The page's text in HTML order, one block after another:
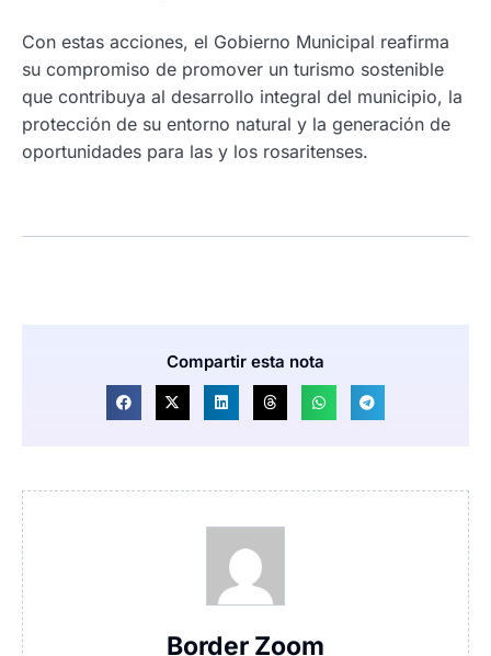
Con estas acciones, el Gobierno Municipal reafirma
su compromiso de promover un turismo sostenible
que contribuya al desarrollo integral del municipio, la
protección de su entorno natural y la generación de
oportunidades para las y los rosaritenses.
Compartir esta nota
Border Zoom